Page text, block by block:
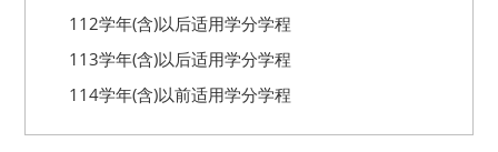
112学年(含)以后适用学分学程
113学年(含)以后适用学分学程
114学年(含)以前适用学分学程